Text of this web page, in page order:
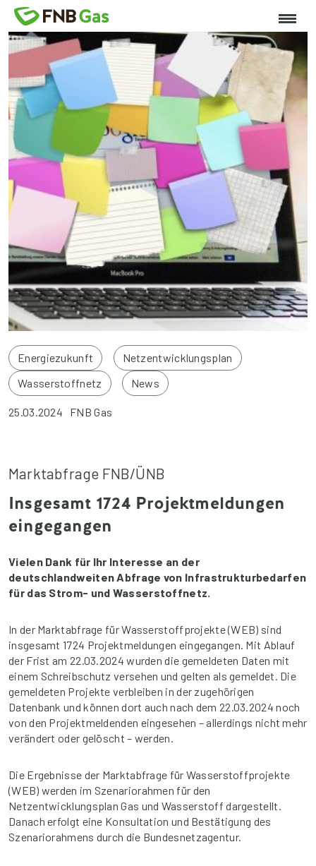
Energiezukunft
Netzentwicklungsplan
Wasserstoffnetz
News
25.03.2024 FNB Gas
Marktabfrage FNB/ÜNB
Insgesamt 1724 Projektmeldungen
eingegangen
Vielen Dank für Ihr Interesse an der
deutschlandweiten Abfrage von Infrastrukturbedarfen
für das Strom- und Wasserstoffnetz.
In der Markt­abfrage für Wasserstoff­projekte (WEB) sind
insgesamt 1724 Projektmeldungen eingegangen. Mit Ablauf
der Frist am 22.03.2024 wurden die gemeldeten Daten mit
einem Schreibschutz versehen und gelten als gemeldet. Die
gemeldeten Projekte verbleiben in der zugehörigen
Datenbank und können dort auch nach dem 22.03.2024 noch
von den Projektmeldenden eingesehen – allerdings nicht mehr
verändert oder gelöscht – werden.
Die Ergebnisse der Markt­abfrage für Wasserstoff­projekte
(WEB) werden im Szenario­rahmen für den
Netzentwicklungsplan Gas und Wasserstoff dargestellt.
Danach erfolgt eine Konsultation und Bestätigung des
Szenario­rahmens durch die Bundes­netz­agentur.